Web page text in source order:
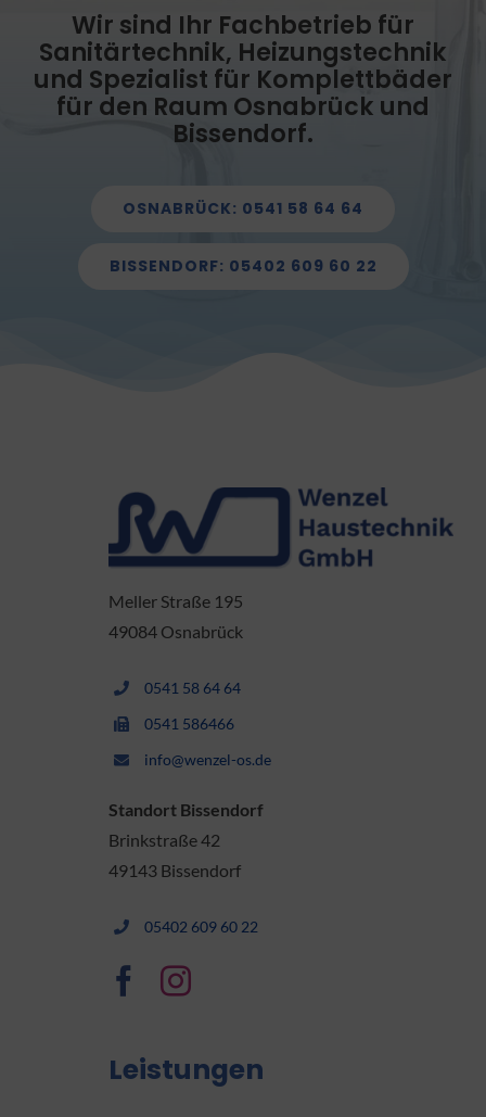
Wir sind Ihr Fachbetrieb für
Sanitärtechnik, Heizungstechnik
und Spezialist für Komplettbäder
für den Raum Osnabrück und
Bissendorf.
OSNABRÜCK: 0541 58 64 64
BISSENDORF: 05402 609 60 22
Meller Straße 195
49084 Osnabrück
0541 58 64 64
0541 586466
info@wenzel-os.de
Standort Bissendorf
Brinkstraße 42
49143 Bissendorf
05402 609 60 22
Leistungen